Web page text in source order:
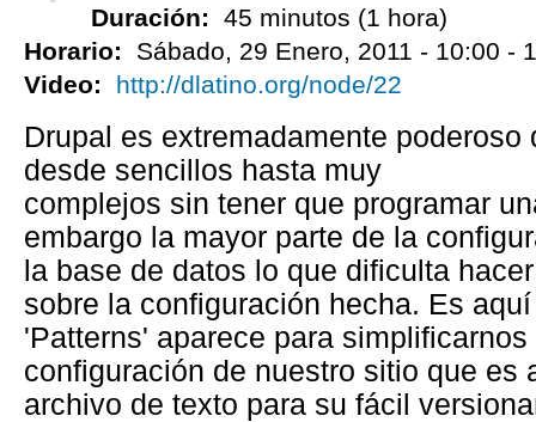
¡Vota positivo!Duración:
45 minutos (1 hora)
Horario:
Sábado, 29 Enero, 2011 - 10:00 -
Video:
http://dlatino.org/node/22
Drupal es extremadamente
desde sencillos hasta muy
complejos sin tener que programar
embargo la mayor parte de la
la base de datos lo que dificulta
sobre la configuración hecha. Es
'Patterns' aparece para
configuración de nuestro sitio que es
archivo de texto para su fácil